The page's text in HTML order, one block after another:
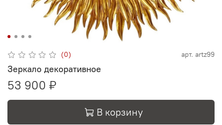
(0) арт. artz99
Зеркало декоративное
53 900 ₽
В корзину